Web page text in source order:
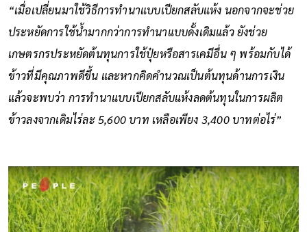
“เมื่อเปลี่ยนมาใช้วิธีการทำนาแบบเปียกสลับแห้ง นอกจากจะช่วย
ประหยัดการใช้น้ำมากกว่าการทำนาแบบดั้งเดิมแล้ว ยังช่วย
เกษตรกรประหยัดต้นทุนการใช้ปุ๋ยหรือสารเคมีอื่น ๆ พร้อมกับได้
ข้าวที่มีคุณภาพดีขึ้น และหากคิดคำนวณเป็นต้นทุนด้านการเงิน
แล้วจะพบว่า การทำนาแบบเปียกสลับแห้งลดต้นทุนในการผลิต
ข้าวลงจากเดิมไร่ละ 5,600 บาท เหลือเพียง 3,400 บาทต่อไร่”